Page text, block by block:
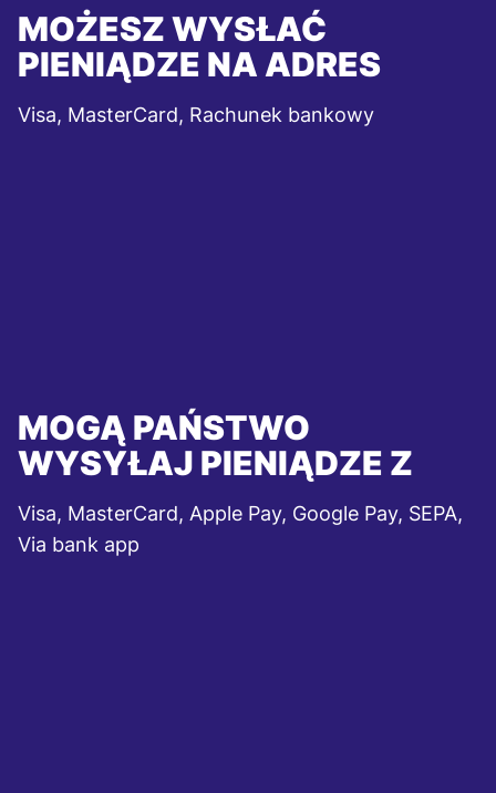
MOŻESZ WYSŁAĆ
PIENIĄDZE NA ADRES
Visa, MasterCard, Rachunek bankowy
MOGĄ PAŃSTWO
WYSYŁAJ PIENIĄDZE Z
Visa, MasterCard, Apple Pay, Google Pay, SEPA,
Via bank app